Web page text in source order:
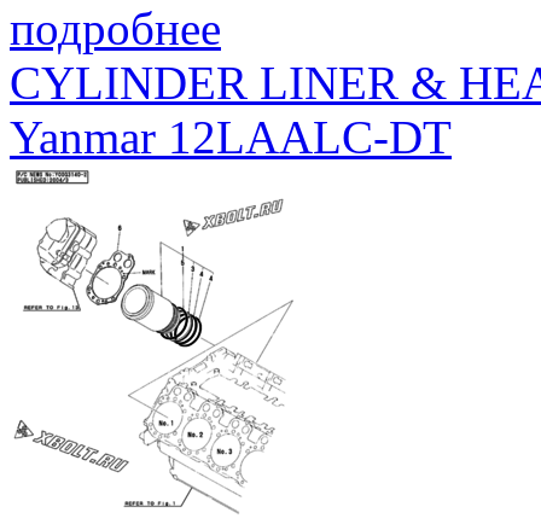
подробнее
CYLINDER LINER &
Yanmar 12LAALC-DT